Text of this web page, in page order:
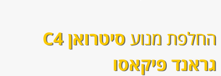
החלפת מנוע
סיטרואן C4
גראנד פיקאסו